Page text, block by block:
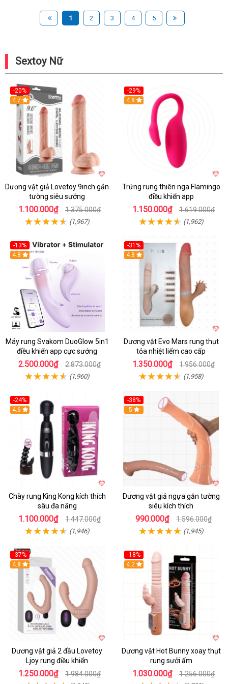
1 2 3 4 5
Sextoy Nữ
-20%
Hot
4.7
Dương vật giả Lovetoy 9inch gắn
tường siêu sướng
1.100.000₫ 1.375.000₫
(1,967)
-29%
Hot
4.8
Trứng rung thiên nga Flamingo
điều khiển app
1.150.000₫ 1.619.000₫
(1,962)
-13%
4.8
Máy rung Svakom DuoGlow 5in1
điều khiển app cực sướng
2.500.000₫ 2.873.000₫
(1,960)
-31%
4.8
Dương vật Evo Mars rung thụt
tỏa nhiệt liếm cao cấp
1.350.000₫ 1.956.000₫
(1,958)
-24%
4.6
Chày rung King Kong kích thích
sâu đa năng
1.100.000₫ 1.447.000₫
(1,946)
-38%
Hot
5
Dương vật giả ngựa gắn tường
siêu kích thích
990.000₫ 1.596.000₫
(1,945)
-37%
Hot
4.8
Dương vật giả 2 đầu Lovetoy
Ljoy rung điều khiển
1.250.000₫ 1.984.000₫
-18%
Hot
4.2
Dương vật Hot Bunny xoay thụt
rung sưởi ấm
1.030.000₫ 1.256.000₫